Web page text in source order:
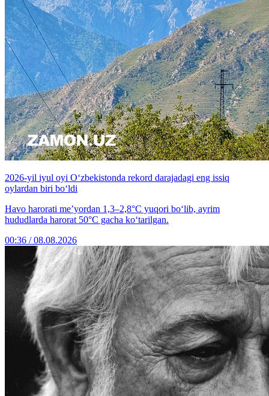
2026-yil iyul oyi O‘zbekistonda rekord darajadagi eng issiq
oylardan biri bo‘ldi
Havo harorati me’yordan 1,3–2,8°C yuqori bo‘lib, ayrim
hududlarda harorat 50°C gacha ko‘tarilgan.
00:36 / 08.08.2026